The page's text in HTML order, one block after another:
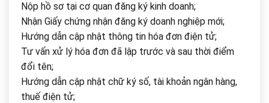
Nộp hồ sơ tại cơ quan đăng ký kinh doanh;
Nhận Giấy chứng nhận đăng ký doanh nghiệp mới;
Hướng dẫn cập nhật thông tin hóa đơn điện tử;
Tư vấn xử lý hóa đơn đã lập trước và sau thời điểm
đổi tên;
Hướng dẫn cập nhật chữ ký số, tài khoản ngân hàng,
thuế điện tử;